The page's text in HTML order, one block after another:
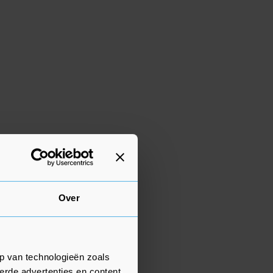
Over
van technologieën zoals